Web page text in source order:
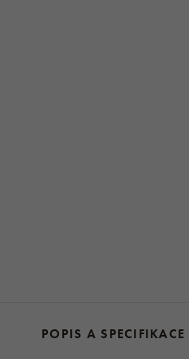
POPIS A SPECIFIKACE